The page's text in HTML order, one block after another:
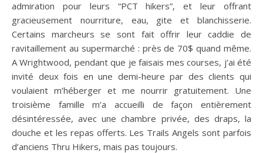
admiration pour leurs “PCT hikers”, et leur offrant
gracieusement nourriture, eau, gite et blanchisserie.
Certains marcheurs se sont fait offrir leur caddie de
ravitaillement au supermarché : près de 70$ quand même.
A Wrightwood, pendant que je faisais mes courses, j’ai été
invité deux fois en une demi-heure par des clients qui
voulaient m’héberger et me nourrir gratuitement. Une
troisième famille m’a accueilli de façon entièrement
désintéressée, avec une chambre privée, des draps, la
douche et les repas offerts. Les Trails Angels sont parfois
d’anciens Thru Hikers, mais pas toujours.